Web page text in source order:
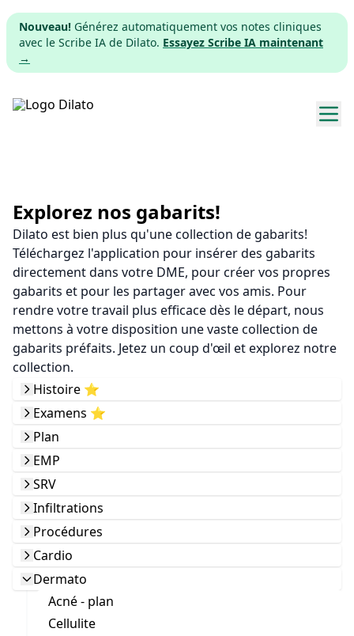
Nouveau! Générez automatiquement vos notes cliniques
avec le Scribe IA de Dilato. Essayez Scribe IA maintenant
→
Tarifs
Télécharger
App web
S'inscrire
Explorez nos gabarits!
Dilato est bien plus qu'une collection de gabarits!
Téléchargez l'application pour insérer des gabarits
directement dans votre DME, pour créer vos propres
gabarits et pour les partager avec vos amis. Pour
rendre votre travail plus efficace dès le départ, nous
mettons à votre disposition une vaste collection de
gabarits préfaits. Jetez un coup d'œil et explorez notre
collection.
Histoire ⭐️
Examens ⭐️
Plan
EMP
SRV
Infiltrations
Procédures
Cardio
Dermato
Acné - plan
Cellulite